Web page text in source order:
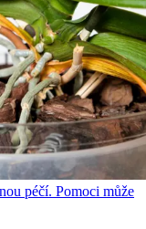
péčí. Pomoci může